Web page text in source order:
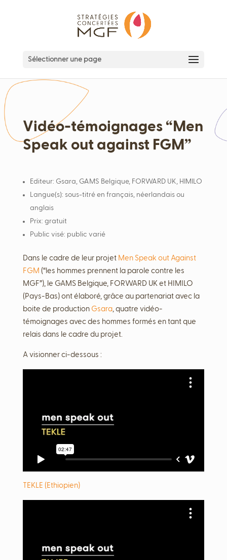
Sélectionner une page
Vidéo-témoignages “Men
Speak out against FGM”
Editeur: Gsara, GAMS Belgique, FORWARD UK, HIMILO
Langue(s): sous-titré en français, néerlandais ou
anglais
Prix: gratuit
Public visé: public varié
Dans le cadre de leur projet Men Speak out Against
FGM (“les hommes prennent la parole contre les
MGF”), le GAMS Belgique, FORWARD UK et HIMILO
(Pays-Bas) ont élaboré, grâce au partenariat avec la
boite de production Gsara, quatre vidéo-
témoignages avec des hommes formés en tant que
relais dans le cadre du projet.
A visionner ci-dessous :
TEKLE (Ethiopien)